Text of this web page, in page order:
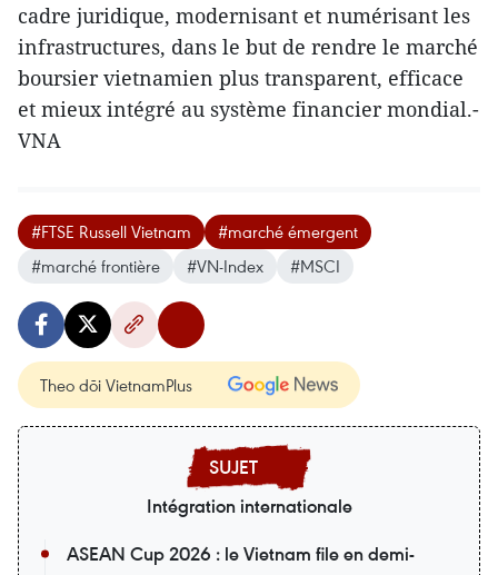
cadre juridique, modernisant et numérisant les
infrastructures, dans le but de rendre le marché
boursier vietnamien plus transparent, efficace
et mieux intégré au système financier mondial.-
VNA
#FTSE Russell Vietnam
#marché émergent
#marché frontière
#VN-Index #MSCI
Theo dõi VietnamPlus
Intégration internationale
ASEAN Cup 2026 : le Vietnam file en demi-